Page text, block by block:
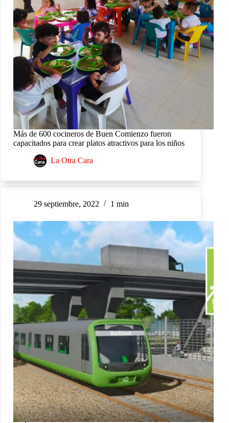
Más de 600 cocineros de Buen Comienzo fueron
capacitados para crear platos atractivos para los niños
La Otra Cara
29 septiembre, 2022 1 min